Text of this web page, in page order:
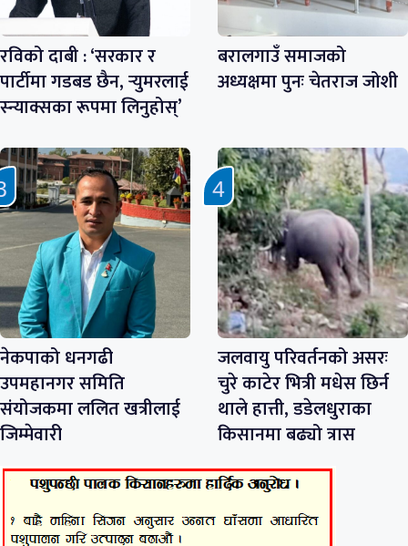
रविको दाबी : ‘सरकार र
पार्टीमा गडबड छैन, र्‍युमरलाई
स्न्याक्सका रूपमा लिनुहोस्’
बरालगाउँ समाजको
अध्यक्षमा पुनः चेतराज जोशी
नेकपाको धनगढी
उपमहानगर समिति
संयोजकमा ललित खत्रीलाई
जिम्मेवारी
जलवायु परिवर्तनको असरः
चुरे काटेर भित्री मधेस छिर्न
थाले हात्ती, डडेलधुराका
किसानमा बढ्यो त्रास